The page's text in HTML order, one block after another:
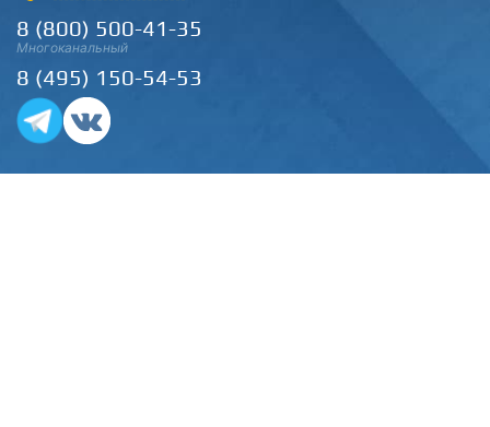
8 (800) 500-41-35
Многоканальный
8 (495) 150-54-53